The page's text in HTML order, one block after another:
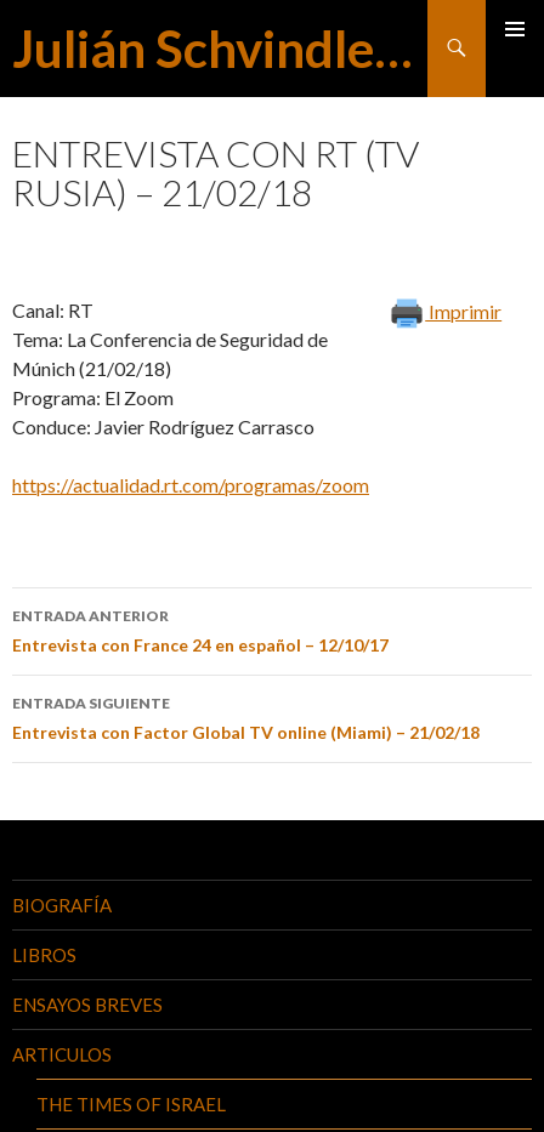
Julián Schvindlerman
Buscar
AL
ENTREVISTA CON RT (TV
RUSIA) – 21/02/18
Imprimir
Canal: RT
Tema: La Conferencia de Seguridad de
Múnich (21/02/18)
Programa: El Zoom
Conduce: Javier Rodríguez Carrasco
https://actualidad.rt.com/programas/zoom
ENTRADA ANTERIOR
Entrevista con France 24 en español – 12/10/17
ENTRADA SIGUIENTE
Entrevista con Factor Global TV online (Miami) – 21/02/18
BIOGRAFÍA
LIBROS
ENSAYOS BREVES
ARTICULOS
THE TIMES OF ISRAEL